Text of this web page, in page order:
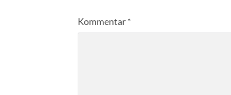
Kommentar*